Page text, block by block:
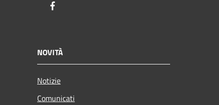
NOVITÀ
Notizie
Comunicati